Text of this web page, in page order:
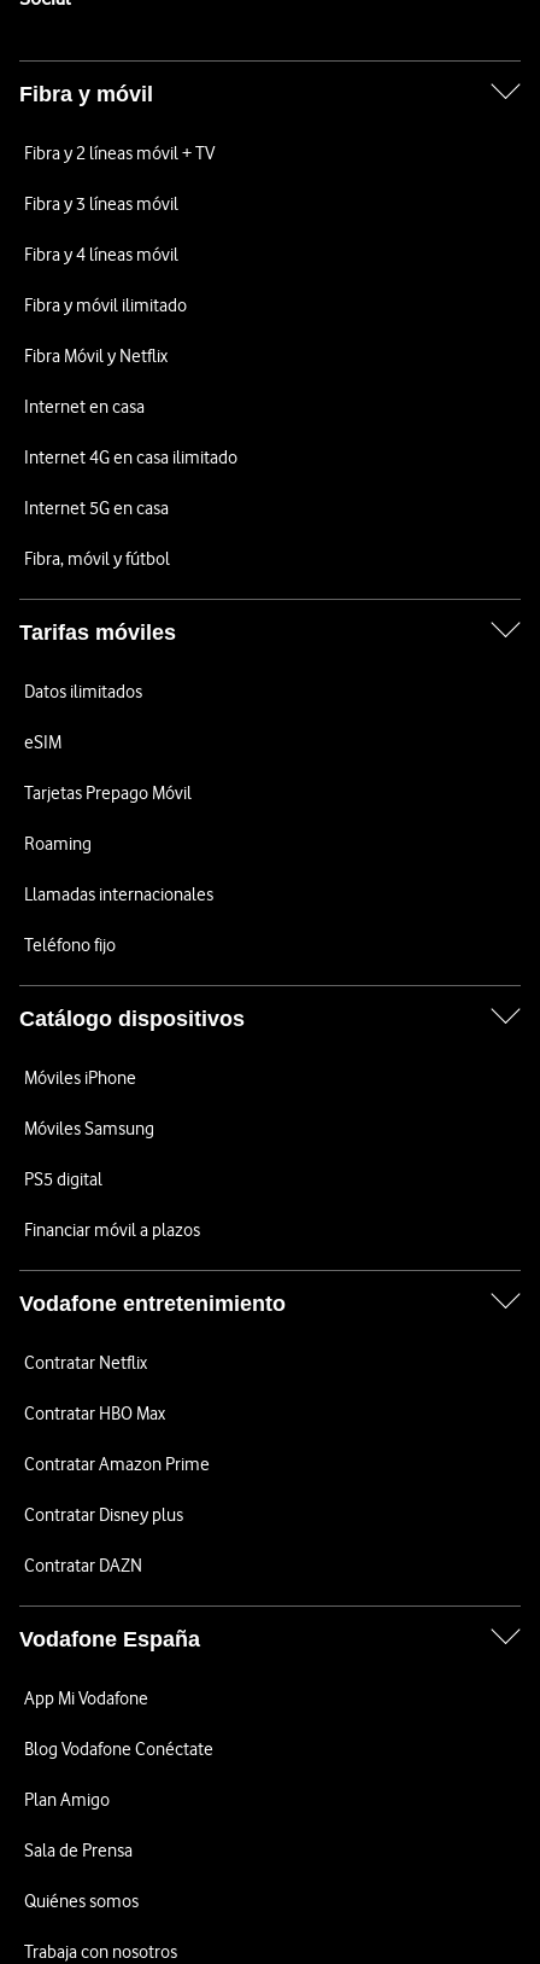
Fibra y móvil
Fibra y 2 líneas móvil + TV
Fibra y 3 líneas móvil
Fibra y 4 líneas móvil
Fibra y móvil ilimitado
Fibra Móvil y Netflix
Internet en casa
Internet 4G en casa ilimitado
Internet 5G en casa
Fibra, móvil y fútbol
Tarifas móviles
Datos ilimitados
eSIM
Tarjetas Prepago Móvil
Roaming
Llamadas internacionales
Teléfono fijo
Catálogo dispositivos
Móviles iPhone
Móviles Samsung
PS5 digital
Financiar móvil a plazos
Vodafone entretenimiento
Contratar Netflix
Contratar HBO Max
Contratar Amazon Prime
Contratar Disney plus
Contratar DAZN
Vodafone España
App Mi Vodafone
Blog Vodafone Conéctate
Plan Amigo
Sala de Prensa
Quiénes somos
Trabaja con nosotros